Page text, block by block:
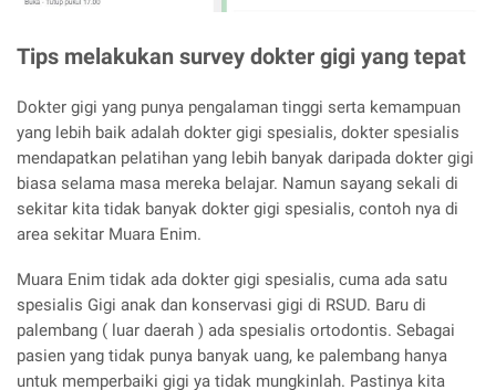
Tips melakukan survey dokter gigi yang tepat
Dokter gigi yang punya pengalaman tinggi serta kemampuan
yang lebih baik adalah dokter gigi spesialis, dokter spesialis
mendapatkan pelatihan yang lebih banyak daripada dokter gigi
biasa selama masa mereka belajar. Namun sayang sekali di
sekitar kita tidak banyak dokter gigi spesialis, contoh nya di
area sekitar Muara Enim.
Muara Enim tidak ada dokter gigi spesialis, cuma ada satu
spesialis Gigi anak dan konservasi gigi di RSUD. Baru di
palembang ( luar daerah ) ada spesialis ortodontis. Sebagai
pasien yang tidak punya banyak uang, ke palembang hanya
untuk memperbaiki gigi ya tidak mungkinlah. Pastinya kita